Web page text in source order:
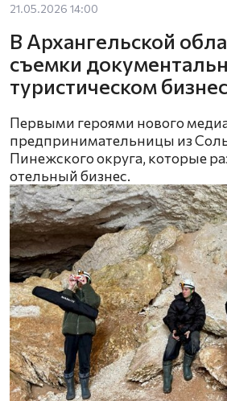
21.05.2026 14:00
В Архангельской
съемки
туристическом
Первыми героями нового
предпринимательницы из
Пинежского округа, которые
отельный бизнес.